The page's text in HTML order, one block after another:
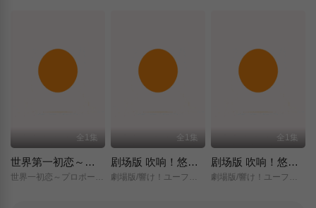
全1集
世界第一初恋～求婚篇～
全1集
剧场版 吹响！悠风号～想要传达的旋律～
全1集
剧场版 吹响！悠风号～誓言的终章～